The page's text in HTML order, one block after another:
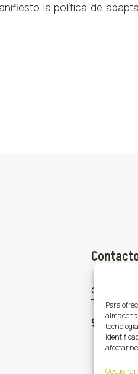
Para
afectar
Gestionar
la política de
961 667